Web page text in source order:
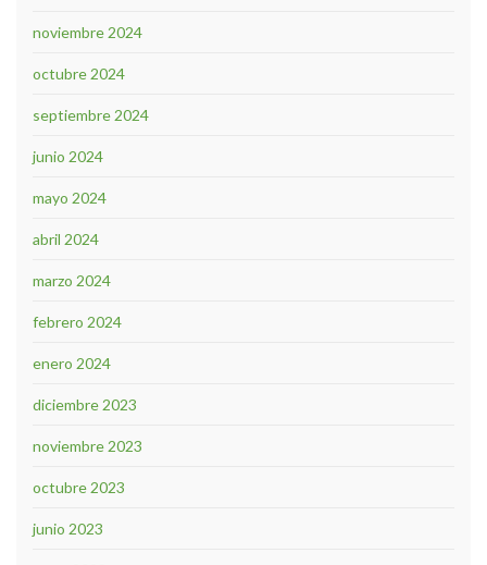
noviembre 2024
octubre 2024
septiembre 2024
junio 2024
mayo 2024
abril 2024
marzo 2024
febrero 2024
enero 2024
diciembre 2023
noviembre 2023
octubre 2023
junio 2023